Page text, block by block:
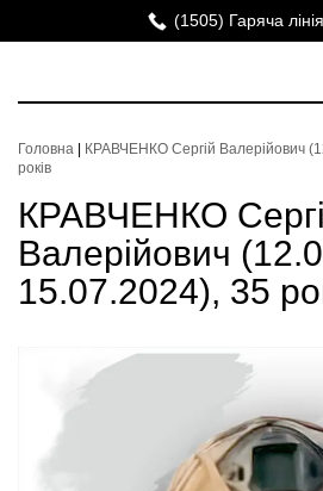
(1505) Гаряча
Головна
КРАВЧЕНКО Сергій Валерійович
років
КРАВЧЕНКО
Валерійович
15.07.2024), 35